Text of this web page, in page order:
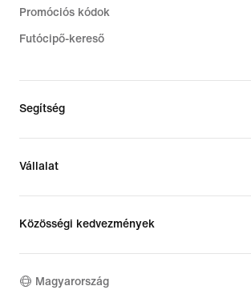
Promóciós kódok
Futócipő-kereső
Segítség
Vállalat
Közösségi kedvezmények
Magyarország